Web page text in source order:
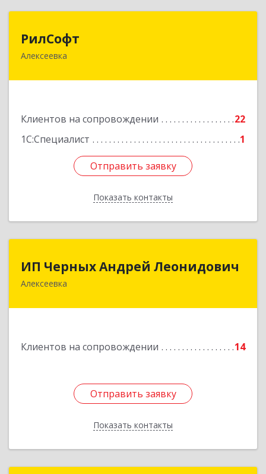
РилСофт
Алексеевка
Клиентов на сопровождении
22
1С:Специалист
1
Отправить заявку
Показать контакты
309850, Белгородская обл, Алексеевский р-н,
Отправить заявку
Назад
ИП Черных Андрей Леонидович
Алексеевка
Клиентов на сопровождении 14
Отправить заявку
Показать контакты
ИП Черных Андрей Леонидович
309850, Белгородская обл, Алексеевский р-н,
Отправить заявку
Назад